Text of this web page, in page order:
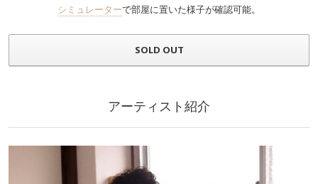
シミュレーターで部屋に置いた様子が確認可能。
SOLD OUT
アーティスト紹介